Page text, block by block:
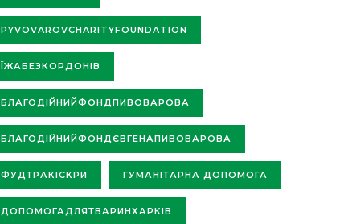
PYVOVAROVCHARITYFOUNDATION
ЇЖАБЕЗКОРДОНІВ
БЛАГОДІЙНИЙФОНДПИВОВАРОВА
БЛАГОДІЙНИЙФОНДЄВГЕНАПИВОВАРОВА
ФУДТРАКІСКРИ ГУМАНІТАРНА ДОПОМОГА
ДОПОМОГАДЛЯТВАРИНХАРКІВ